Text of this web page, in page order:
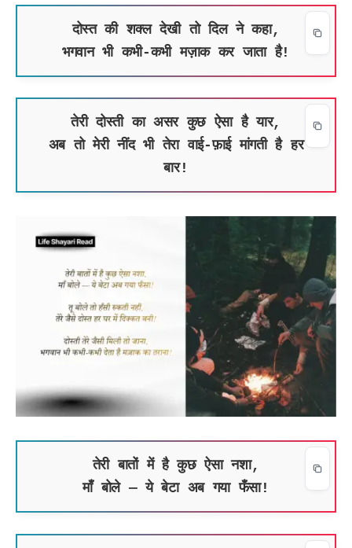
दोस्त की शक्ल देखी तो दिल ने कहा,
भगवान भी कभी-कभी मज़ाक कर जाता है!
तेरी दोस्ती का असर कुछ ऐसा है यार,
अब तो मेरी नींद भी तेरा वाई-फ़ाई मांगती है हर
बार!
तेरी बातों में है कुछ ऐसा नशा,
माँ बोले — ये बेटा अब गया फँसा!